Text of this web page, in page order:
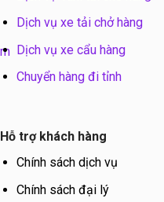
Dịch vụ xe tải chở hàng
Dịch vụ xe cẩu hàng
Chuyển hàng đi tỉnh
Hỗ trợ khách hàng
Chính sách dịch vụ
Chính sách đại lý